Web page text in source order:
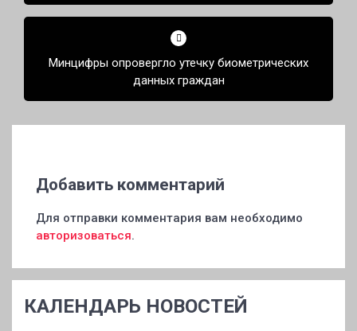
Минцифры опровергло утечку биометрических
данных граждан
Добавить комментарий
Для отправки комментария вам необходимо
авторизоваться.
КАЛЕНДАРЬ НОВОСТЕЙ